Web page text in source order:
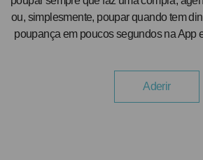
Open
ou, simplesmente, poupar quando tem
poupança em poucos segundos na App
Aderir